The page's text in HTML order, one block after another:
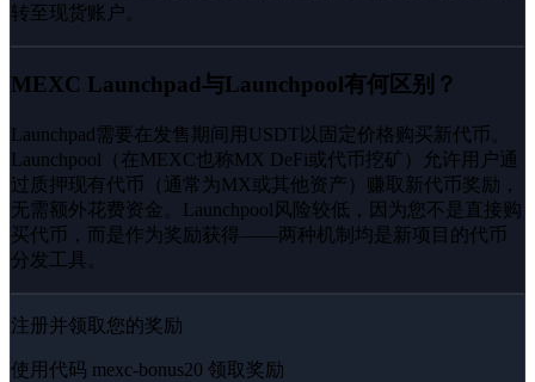
转至现货账户。
MEXC Launchpad与Launchpool有何区别？
Launchpad需要在发售期间用USDT以固定价格购买新代币。
Launchpool（在MEXC也称MX DeFi或代币挖矿）允许用户通
过质押现有代币（通常为MX或其他资产）赚取新代币奖励，
无需额外花费资金。Launchpool风险较低，因为您不是直接购
买代币，而是作为奖励获得——两种机制均是新项目的代币
分发工具。
注册并领取您的奖励
使用代码 mexc-bonus20 领取奖励